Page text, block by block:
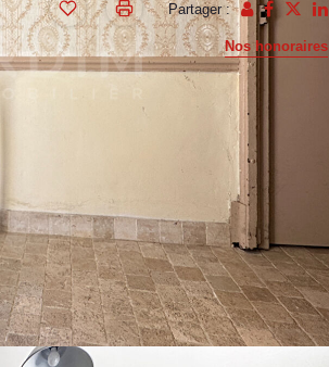
Partager :
Nos honoraires
et le confort moderne!!! Située au coeur
vous offre. A l'ouverture de la porte
buanderie et un wc indépendant. A
poutres et tomettes, une cuisine
et son bureau/dressing.